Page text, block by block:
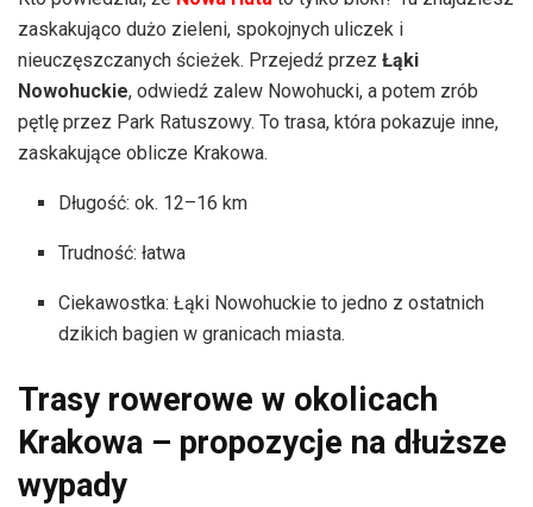
zaskakująco dużo zieleni, spokojnych uliczek i
nieuczęszczanych ścieżek. Przejedź przez Łąki
Nowohuckie, odwiedź zalew Nowohucki, a potem zrób
pętlę przez Park Ratuszowy. To trasa, która pokazuje inne,
zaskakujące oblicze Krakowa.
Długość: ok. 12–16 km
Trudność: łatwa
Ciekawostka: Łąki Nowohuckie to jedno z ostatnich
dzikich bagien w granicach miasta.
Trasy rowerowe w okolicach
Krakowa – propozycje na dłuższe
wypady